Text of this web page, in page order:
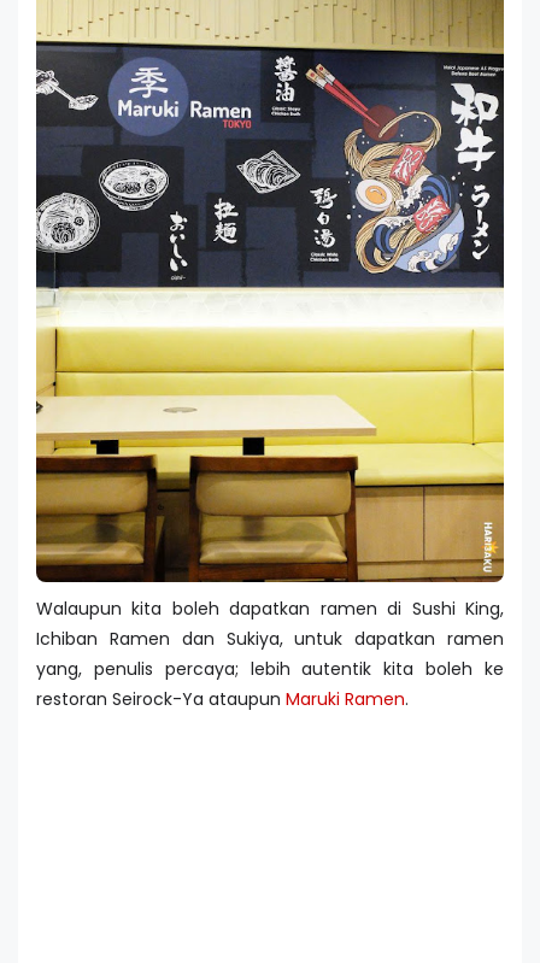
Walaupun kita boleh dapatkan ramen di Sushi King,
Ichiban Ramen dan Sukiya, untuk dapatkan ramen
yang, penulis percaya; lebih autentik kita boleh ke
restoran Seirock-Ya ataupun Maruki Ramen.